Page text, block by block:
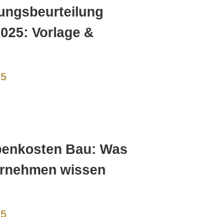
Vorlage &
Bau: Was
wissen